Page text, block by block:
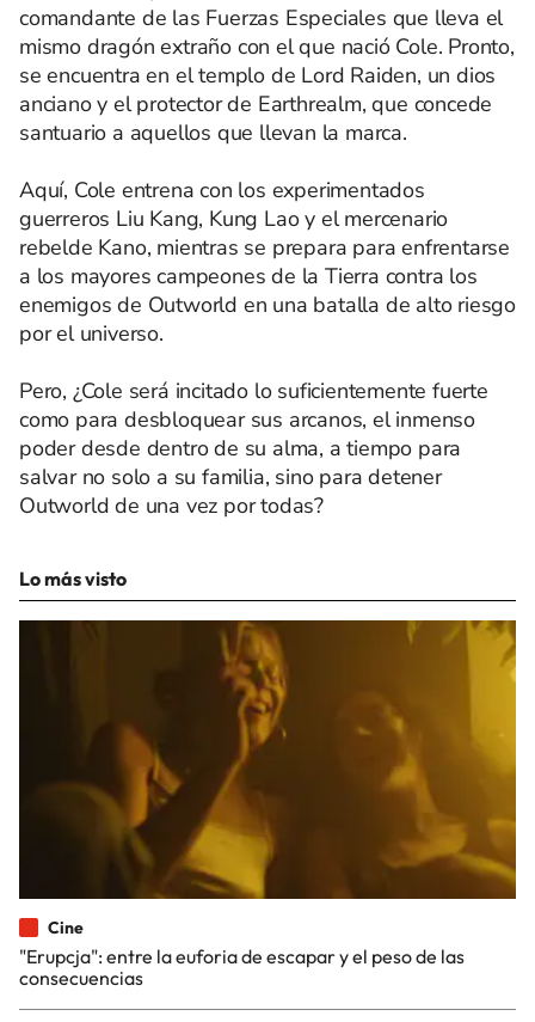
comandante de las Fuerzas Especiales que lleva el
mismo dragón extraño con el que nació Cole. Pronto,
se encuentra en el templo de Lord Raiden, un dios
anciano y el protector de Earthrealm, que concede
santuario a aquellos que llevan la marca.
Aquí, Cole entrena con los experimentados
guerreros Liu Kang, Kung Lao y el mercenario
rebelde Kano, mientras se prepara para enfrentarse
a los mayores campeones de la Tierra contra los
enemigos de Outworld en una batalla de alto riesgo
por el universo.
Pero, ¿Cole será incitado lo suficientemente fuerte
como para desbloquear sus arcanos, el inmenso
poder desde dentro de su alma, a tiempo para
salvar no solo a su familia, sino para detener
Outworld de una vez por todas?
Lo más visto
Cine
"Erupcja": entre la euforia de escapar y el peso de las
consecuencias